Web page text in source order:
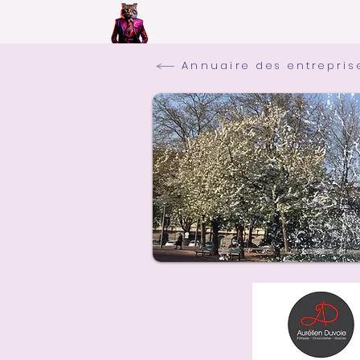
Annuaire des